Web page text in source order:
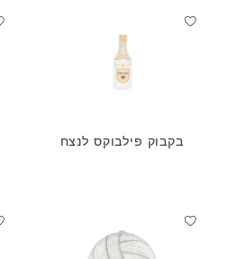
בקבוק פילבוקס לנצח